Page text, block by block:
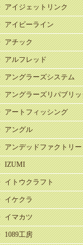
アイジェットリンク
アイビーライン
アチック
アルフレッド
アングラーズシステム
アングラーズリパブリ
アートフィッシング
アングル
アンデッドファクトリー
IZUMI
イトウクラフト
イケクラ
イマカツ
1089工房